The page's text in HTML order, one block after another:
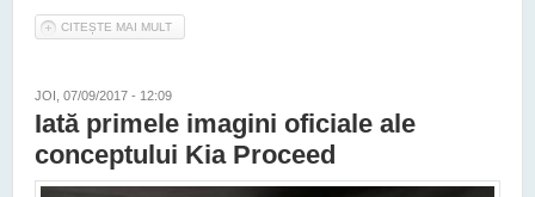
CITEȘTE MAI MULT
JOI, 07/09/2017 - 12:09
Iată primele imagini oficiale ale
conceptului Kia Proceed